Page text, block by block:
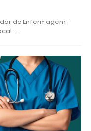
de Enfermagem -
…